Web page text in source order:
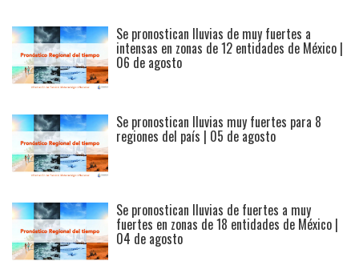
Se pronostican lluvias de muy fuertes a
intensas en zonas de 12 entidades de México |
06 de agosto
Se pronostican lluvias muy fuertes para 8
regiones del país | 05 de agosto
Se pronostican lluvias de fuertes a muy
fuertes en zonas de 18 entidades de México |
04 de agosto